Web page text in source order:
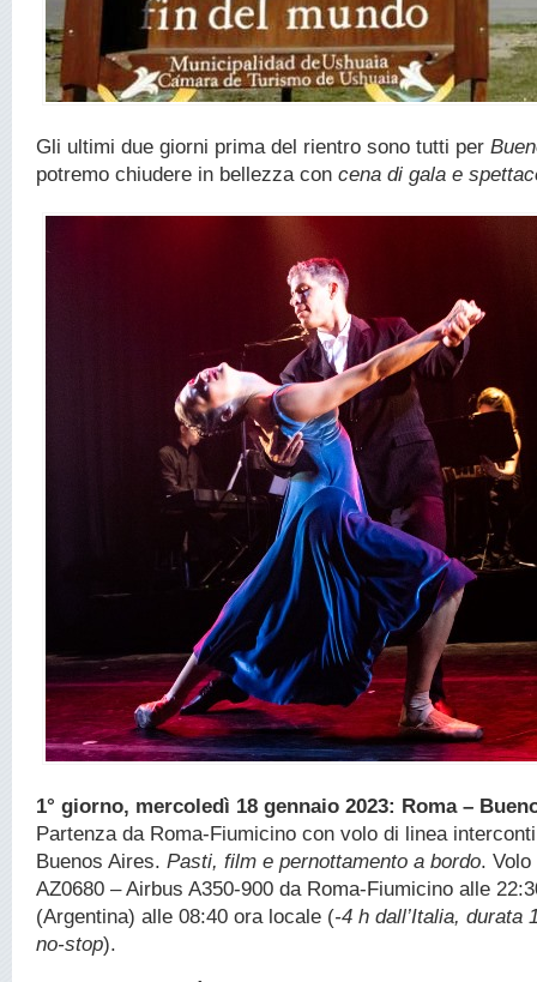
Gli ultimi due giorni prima del rientro sono tutti per
potremo chiudere in bellezza con cena di gala e
1° giorno, mercoledì 18 gennaio 2023: Roma –
Partenza da Roma-Fiumicino con volo di linea
Buenos Aires. Pasti, film e pernottamento a bordo. Volo
AZ0680 – Airbus A350-900 da Roma-Fiumicino alle
(Argentina) alle 08:40 ora locale (-4 h dall’Italia, durata
no-stop).